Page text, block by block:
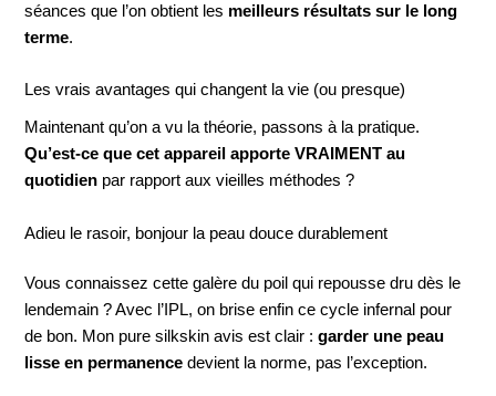
séances que l’on obtient les meilleurs résultats sur le long
terme.
Les vrais avantages qui changent la vie (ou presque)
Maintenant qu’on a vu la théorie, passons à la pratique.
Qu’est-ce que cet appareil apporte VRAIMENT au
quotidien par rapport aux vieilles méthodes ?
Adieu le rasoir, bonjour la peau douce durablement
Vous connaissez cette galère du poil qui repousse dru dès le
lendemain ? Avec l’IPL, on brise enfin ce cycle infernal pour
de bon. Mon pure silkskin avis est clair :garder une peau
lisse en permanence devient la norme, pas l’exception.